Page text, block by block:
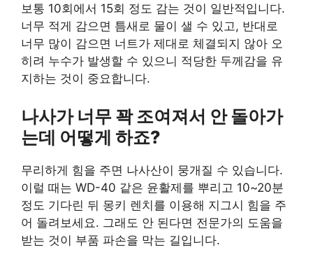
보통 10회에서 15회 정도 감는 것이 일반적입니다.
너무 적게 감으면 틈새로 물이 샐 수 있고, 반대로
너무 많이 감으면 너트가 제대로 체결되지 않아 오
히려 누수가 발생할 수 있으니 적당한 두께감을 유
지하는 것이 중요합니다.
나사가 너무 꽉 조여져서 안 돌아가
는데 어떻게 하죠?
무리하게 힘을 주면 나사산이 뭉개질 수 있습니다.
이럴 때는 WD-40 같은 윤활제를 뿌리고 10~20분
정도 기다린 뒤 몽키 렌치를 이용해 지그시 힘을 주
어 돌려보세요. 그래도 안 된다면 전문가의 도움을
받는 것이 부품 파손을 막는 길입니다.